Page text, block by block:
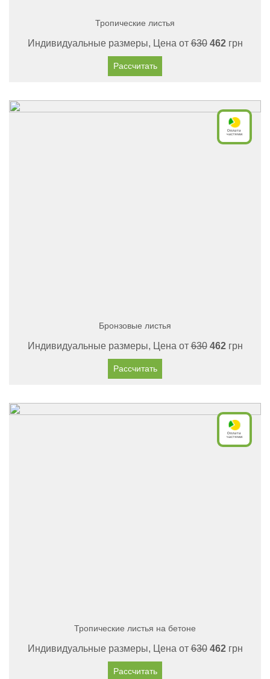
Тропические листья
Индивидуальные размеры, Цена от630 462грн
Рассчитать
Бронзовые листья
Индивидуальные размеры, Цена от630 462грн
Рассчитать
Тропические листья на бетоне
Индивидуальные размеры, Цена от630 462грн
Рассчитать